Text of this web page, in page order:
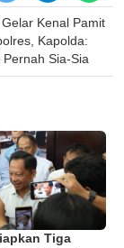
Kenal Pamit
Kapolda:
Pernah Sia-Sia
Tiga